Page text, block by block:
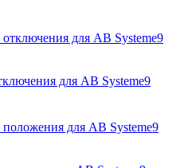
для АВ Systeme9